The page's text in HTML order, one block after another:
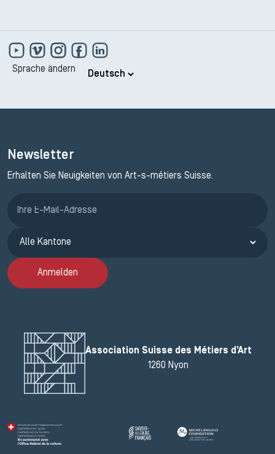
Sprache ändern
Newsletter
Erhalten Sie Neuigkeiten von Art-s-métiers Suisse.
Anmelden
Association Suisse des Métiers d'Art
1260 Nyon